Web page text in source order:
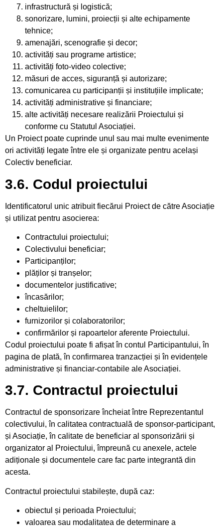
infrastructură și logistică;
sonorizare, lumini, proiecții și alte echipamente
tehnice;
amenajări, scenografie și decor;
activități sau programe artistice;
activități foto-video colective;
măsuri de acces, siguranță și autorizare;
comunicarea cu participanții și instituțiile implicate;
activități administrative și financiare;
alte activități necesare realizării Proiectului și
conforme cu Statutul Asociației.
Un Proiect poate cuprinde unul sau mai multe evenimente
ori activități legate între ele și organizate pentru același
Colectiv beneficiar.
3.6. Codul proiectului
Identificatorul unic atribuit fiecărui Proiect de către Asociație
și utilizat pentru asocierea:
Contractului proiectului;
Colectivului beneficiar;
Participanților;
plăților și tranșelor;
documentelor justificative;
încasărilor;
cheltuielilor;
furnizorilor și colaboratorilor;
confirmărilor și rapoartelor aferente Proiectului.
Codul proiectului poate fi afișat în contul Participantului, în
pagina de plată, în confirmarea tranzacției și în evidențele
administrative și financiar-contabile ale Asociației.
3.7. Contractul proiectului
Contractul de sponsorizare încheiat între Reprezentantul
colectivului, în calitatea contractuală de sponsor-participant,
și Asociație, în calitate de beneficiar al sponsorizării și
organizator al Proiectului, împreună cu anexele, actele
adiționale și documentele care fac parte integrantă din
acesta.
Contractul proiectului stabilește, după caz:
obiectul și perioada Proiectului;
valoarea sau modalitatea de determinare a